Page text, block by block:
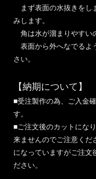
まず表面の水抜きをし
みします。
角は水が溜まりやすい
表面から外へなでるよ
さい。
【納期について】
■受注製作の為、ご入金
す。
■ご注文後のカットにな
来ませんのでご注意くだ
になっていますがご注文
ださい。